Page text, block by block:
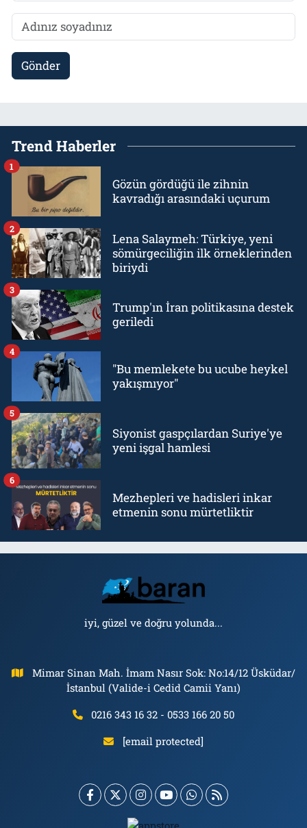
Gönder
Trend Haberler
Gözün gördüğü ile zihnin
kavradığı arasındaki uçurum
1
Lena Salaymeh: Türkiye, yeni
sömürgeciliğin ilk örneklerinden
biriydi
2
Trump'ın İran politikasına destek
geriledi
3
"Bu memlekete bu ucube heykel
yakışmıyor"
4
Siyonist gaspçılardan Suriye'ye
yeni işgal hamlesi
5
Mezhepleri ve hadisleri inkar
etmenin sonu mürtetliktir
6
iyi, güzel ve doğru yolunda...
Mimar Sinan Mah. İmam Nasır Sok: No:14/12 Üsküdar/
İstanbul (Valide-i Cedid Camii Yanı)
0216 343 16 32 - 0533 166 20 50
[email protected]